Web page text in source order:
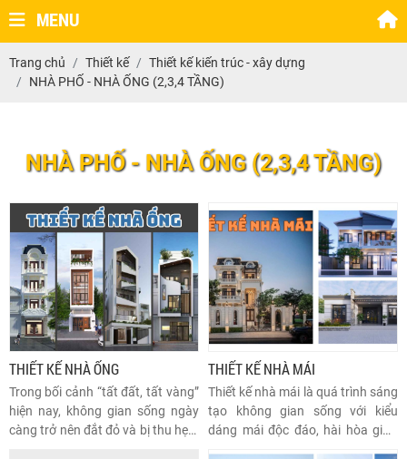
MENU
Trang chủ Thiết kế
Thiết kế kiến trúc - xây dựng
NHÀ PHỐ - NHÀ ỐNG (2,3,4 TẦNG)
NHÀ PHỐ - NHÀ ỐNG (2,3,4 TẦNG)
THIẾT KẾ NHÀ ỐNG
Trong bối cảnh “tất đất, tất vàng”
hiện nay, không gian sống ngày
càng trở nên đắt đỏ và bị thu hẹp.
THIẾT KẾ NHÀ MÁI
Thiết kế nhà mái là quá trình sáng
tạo không gian sống với kiểu
dáng mái độc đáo, hài hòa giữa